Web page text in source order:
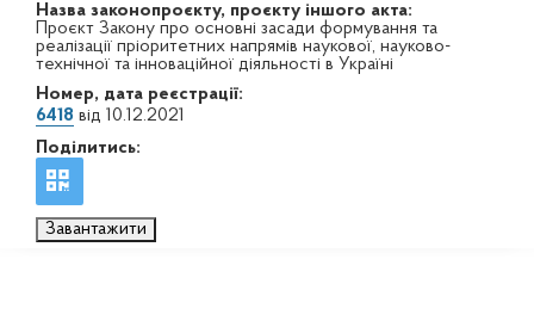
Назва законопроєкту, проєкту іншого акта:
Проєкт Закону про основні засади формування та
реалізації пріоритетних напрямів наукової, науково-
технічної та інноваційної діяльності в Україні
Номер, дата реєстрації:
6418 від 10.12.2021
Поділитись:
Завантажити